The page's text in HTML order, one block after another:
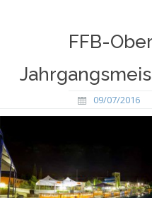
FFB-
09/07/2016